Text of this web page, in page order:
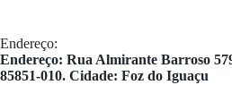
Endereço:
​Endereço: Rua Almirante Barroso
85851-010. Cidade: Foz do Iguaçu